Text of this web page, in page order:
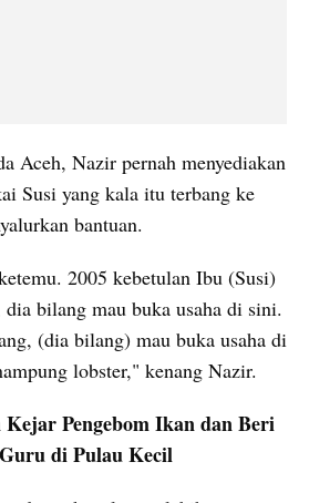
Aceh, Nazir pernah menyediakan
Susi yang kala itu terbang ke
bantuan.
2005 kebetulan Ibu (Susi)
bilang mau buka usaha di sini.
(dia bilang) mau buka usaha di
lobster," kenang Nazir.
Pengebom Ikan dan Beri
di Pulau Kecil